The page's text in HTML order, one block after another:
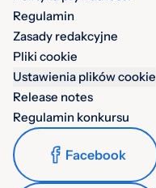
Regulamin
Zasady redakcyjne
Pliki cookie
Ustawienia plików cookie
Release notes
Regulamin konkursu
Facebook